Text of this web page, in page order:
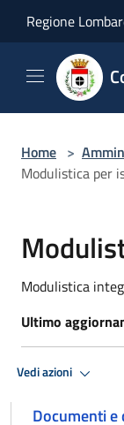
Regione
Home >
Modulistica per
Modulistica
Ultimo
Vedi azioni
Documenti e